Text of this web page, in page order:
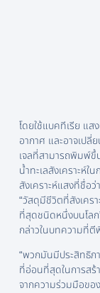
โดยใช้แบคทีเรีย แส
อากาศ และอาจเปลี่
เจลที่สามารถพิมพ์ขึ้
น้ำทะเลสังเคราะห์ใ
สังเคราะห์แสงที่ชื่อว่า
“วัสดุมีชีวิตที่สังเครา
ที่สุดชนิดหนึ่งบนโล
กล่าวในบทความที่ตี
“พวกมันมีประสิทธิภ
ที่อ่อนที่สุดในการสร้
จากความร่วมมือขอ